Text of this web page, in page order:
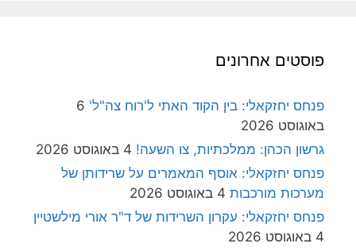
פוסטים אחרונים
פנחס יחזקאלי: בין הקוד האתי ל'רוח צה"ל' 6
באוגוסט 2026
גרשון הכהן: ממלכתיות, צו השעה! 4 באוגוסט 2026
פנחס יחזקאלי: אוסף המאמרים על שרידותן של
מערכות מורכבות 4 באוגוסט 2026
פנחס יחזקאלי: עקרון השרידות של ד"ר אורי מילשטיין
4 באוגוסט 2026